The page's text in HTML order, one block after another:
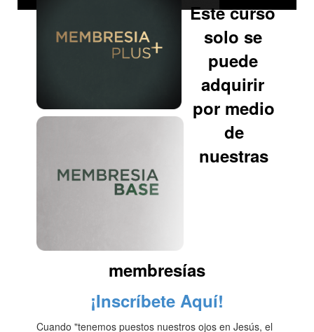
Este curso
solo se
puede
adquirir
por medio
de
nuestras
membresías
¡Inscríbete Aquí!
Cuando "tenemos puestos nuestros ojos en Jesús, el